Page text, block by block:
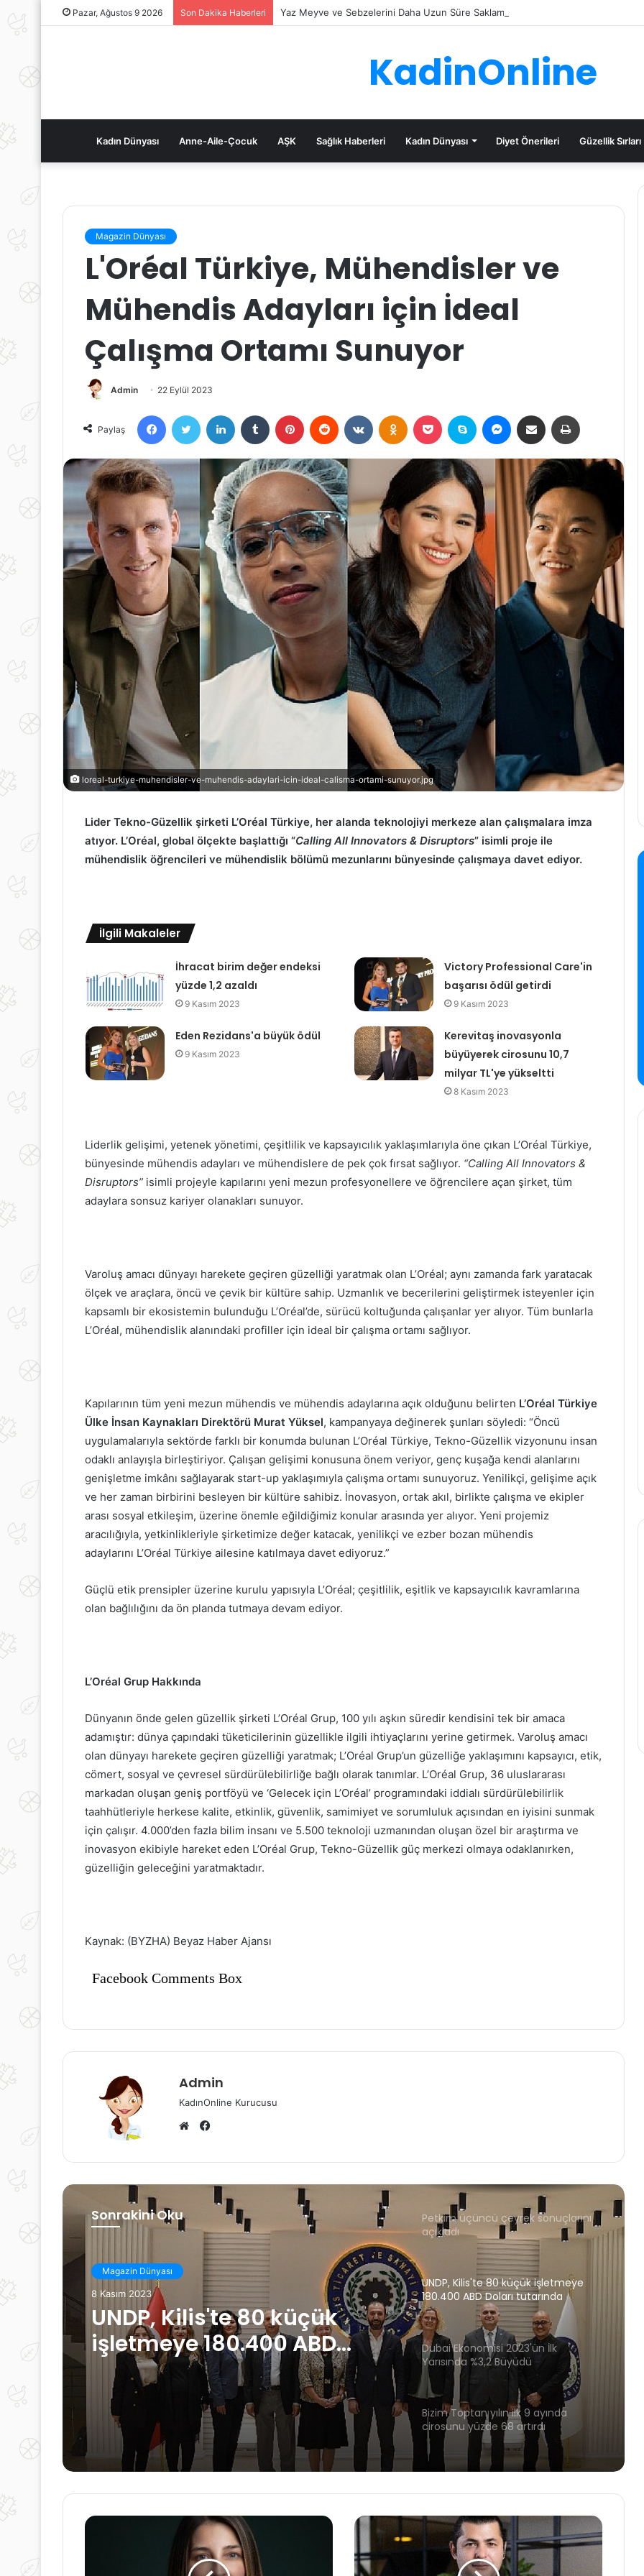
Pazar, Ağustos 9 2026 Son Dakika Haberleri Yaz Meyve ve Sebzelerini Daha Uzun Süre Saklama İpuçları
KadinOnline
Kadın Dünyası Anne-Aile-Çocuk AŞK Sağlık Haberleri Kadın Dünyası Diyet Önerileri Güzellik Sırları
Magazin Dünyası
L'Oréal Türkiye, Mühendisler ve
Mühendis Adayları için İdeal
Çalışma Ortamı Sunuyor
Admin 22 Eylül 2023
Paylaş
FacebookTwitter LinkedIn Tumblr Pinterest Reddit VKontakteOdnoklassniki
Pocket Skype MessengerE-Posta ile paylaş
loreal-turkiye-muhendisler-ve-muhendis-adaylari-icin-ideal-calisma-ortami-sunuyor.jpg
Lider Tekno-Güzellik şirketi L’Oréal Türkiye, her alanda teknolojiyi merkeze alan çalışmalara imza
atıyor. L’Oréal, global ölçekte başlattığı “Calling All Innovators & Disruptors” isimli proje ile
mühendislik öğrencileri ve mühendislik bölümü mezunlarını bünyesinde çalışmaya davet ediyor.
İlgili Makaleler
İhracat birim değer endeksi
yüzde 1,2 azaldı
9 Kasım 2023
Victory Professional Care'in
başarısı ödül getirdi
9 Kasım 2023
Eden Rezidans'a büyük ödül
9 Kasım 2023
Kerevitaş inovasyonla
büyüyerek cirosunu 10,7
milyar TL'ye yükseltti
8 Kasım 2023
Liderlik gelişimi, yetenek yönetimi, çeşitlilik ve kapsayıcılık yaklaşımlarıyla öne çıkan L’Oréal Türkiye,
bünyesinde mühendis adayları ve mühendislere de pek çok fırsat sağlıyor. “Calling All Innovators &
Disruptors” isimli projeyle kapılarını yeni mezun profesyonellere ve öğrencilere açan şirket, tüm
adaylara sonsuz kariyer olanakları sunuyor.
Varoluş amacı dünyayı harekete geçiren güzelliği yaratmak olan L’Oréal; aynı zamanda fark yaratacak
ölçek ve araçlara, öncü ve çevik bir kültüre sahip. Uzmanlık ve becerilerini geliştirmek isteyenler için
kapsamlı bir ekosistemin bulunduğu L’Oréal’de, sürücü koltuğunda çalışanlar yer alıyor. Tüm bunlarla
L’Oréal, mühendislik alanındaki profiller için ideal bir çalışma ortamı sağlıyor.
Kapılarının tüm yeni mezun mühendis ve mühendis adaylarına açık olduğunu belirten L’Oréal Türkiye
Ülke İnsan Kaynakları Direktörü Murat Yüksel, kampanyaya değinerek şunları söyledi: “Öncü
uygulamalarıyla sektörde farklı bir konumda bulunan L’Oréal Türkiye, Tekno-Güzellik vizyonunu insan
odaklı anlayışla birleştiriyor. Çalışan gelişimi konusuna önem veriyor, genç kuşağa kendi alanlarını
genişletme imkânı sağlayarak start-up yaklaşımıyla çalışma ortamı sunuyoruz. Yenilikçi, gelişime açık
ve her zaman birbirini besleyen bir kültüre sahibiz. İnovasyon, ortak akıl, birlikte çalışma ve ekipler
arası sosyal etkileşim, üzerine önemle eğildiğimiz konular arasında yer alıyor. Yeni projemiz
aracılığıyla, yetkinlikleriyle şirketimize değer katacak, yenilikçi ve ezber bozan mühendis
adaylarını L’Oréal Türkiye ailesine katılmaya davet ediyoruz.”
Güçlü etik prensipler üzerine kurulu yapısıyla L’Oréal; çeşitlilik, eşitlik ve kapsayıcılık kavramlarına
olan bağlılığını da ön planda tutmaya devam ediyor.
L’Oréal Grup Hakkında
Dünyanın önde gelen güzellik şirketi L’Oréal Grup, 100 yılı aşkın süredir kendisini tek bir amaca
adamıştır: dünya çapındaki tüketicilerinin güzellikle ilgili ihtiyaçlarını yerine getirmek. Varoluş amacı
olan dünyayı harekete geçiren güzelliği yaratmak; L’Oréal Grup’un güzelliğe yaklaşımını kapsayıcı, etik,
cömert, sosyal ve çevresel sürdürülebilirliğe bağlı olarak tanımlar. L’Oréal Grup, 36 uluslararası
markadan oluşan geniş portföyü ve ‘Gelecek için L’Oréal’ programındaki iddialı sürdürülebilirlik
taahhütleriyle herkese kalite, etkinlik, güvenlik, samimiyet ve sorumluluk açısından en iyisini sunmak
için çalışır. 4.000’den fazla bilim insanı ve 5.500 teknoloji uzmanından oluşan özel bir araştırma ve
inovasyon ekibiyle hareket eden L’Oréal Grup, Tekno-Güzellik güç merkezi olmaya odaklanırken,
güzelliğin geleceğini yaratmaktadır.
Kaynak: (BYZHA) Beyaz Haber Ajansı
Facebook Comments Box
Admin
KadınOnline Kurucusu
sitesi
Facebook
Sonrakini Oku
Magazin Dünyası
8 Kasım 2023
UNDP, Kilis'te 80 küçük
işletmeye 180.400 ABD
Doları tutarında “deprem
sonrası toparlanma hibesi"
dağıttı
Magazin Dünyası
8 Kasım 2023
Dubai Ekonomisi 2023'ün İlk
Yarısında %3,2 Büyüdü
AgeSA, Üçüncü Çeyrekte 1.055
Milyon TL Kara Ulaştı
açıkladı
UNDP, Kilis'te 80 küçük işletmeye
180.400 ABD Doları tutarında
“deprem sonrası toparlanma hibesi"
Dubai Ekonomisi 2023'ün İlk
Yarısında %3,2 Büyüdü
Bizim Toptan yılın ilk 9 ayında
cirosunu yüzde 68 artırdı
Adel Kalemcilik, ilk dokuz ayda 409,9
milyon TL kâra ulaştı
Milyon TL Kara Ulaştı
Türkiye Finans ilk dokuz ayda ülke
ekonomisine 145,2 milyar TL'lik katkı
sağladı
7 Temmuz 2020
KABAK ÇİÇEĞİ DOLMASI
İçecek
Tüketmek
İçin Neden Zararlıdır?
Atmanın
Stres Atmanın Pratik Yolları